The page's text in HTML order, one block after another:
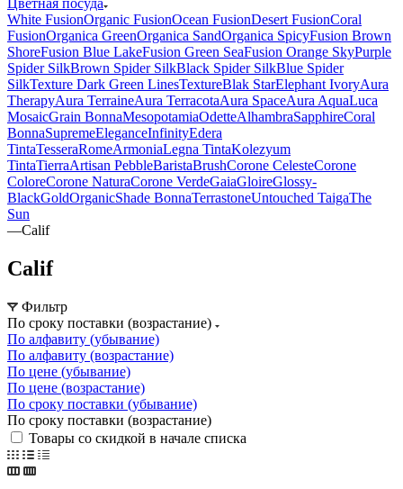
Цветная посуда
White FusionOrganic FusionOcean FusionDesert FusionCoral
FusionOrganica GreenOrganica SandOrganica SpicyFusion Brown
ShoreFusion Blue LakeFusion Green SeaFusion Orange SkyPurple
Spider SilkBrown Spider SilkBlack Spider SilkBlue Spider
SilkTexture Dark Green LinesTextureBlak StarElephant IvoryAura
TherapyAura TerraineAura TerracotaAura SpaceAura AquaLuca
MosaicGrain BonnaMesopotamiaOdetteAlhambraSapphireCoral
BonnaSupremeEleganceInfinityEdera
TintaTesseraRomeArmoniaLegna TintaKolezyum
TintaTierraArtisan PebbleBaristaBrushCorone CelesteCorone
ColoreCorone NaturaCorone VerdeGaiaGloireGlossy-
BlackGoldOrganicShade BonnaTerrastoneUntouched TaigaThe
Sun
—Calif
Calif
Фильтр
По сроку поставки (возрастание)
По алфавиту (убывание)
По алфавиту (возрастание)
По цене (убывание)
По цене (возрастание)
По сроку поставки (убывание)
По сроку поставки (возрастание)
Товары со скидкой в начале списка